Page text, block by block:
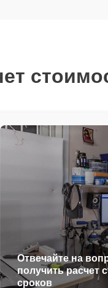
Отвечайте на
получить расчет
сроков